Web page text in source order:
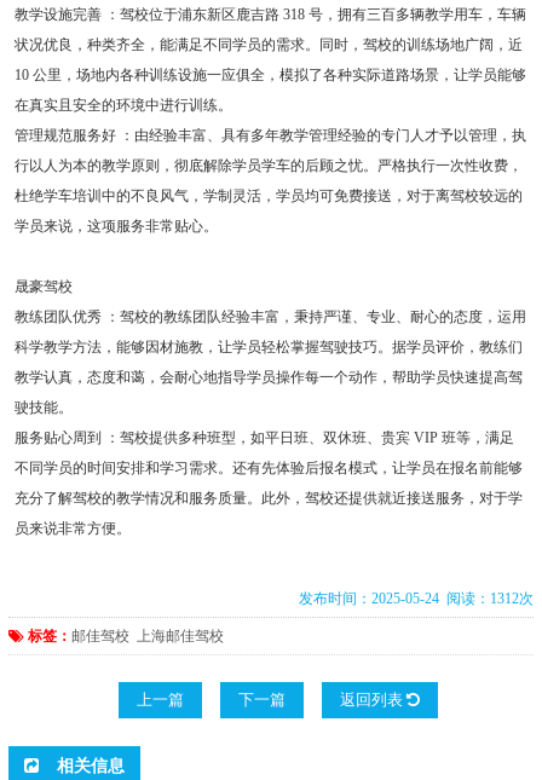
教学设施完善 ：驾校位于浦东新区鹿吉路 318 号，拥有三百多辆教学用车，车辆
状况优良，种类齐全，能满足不同学员的需求。同时，驾校的训练场地广阔，近
10 公里，场地内各种训练设施一应俱全，模拟了各种实际道路场景，让学员能够
在真实且安全的环境中进行训练。
管理规范服务好 ：由经验丰富、具有多年教学管理经验的专门人才予以管理，执
行以人为本的教学原则，彻底解除学员学车的后顾之忧。严格执行一次性收费，
杜绝学车培训中的不良风气，学制灵活，学员均可免费接送，对于离驾校较远的
学员来说，这项服务非常贴心。
晟豪驾校
教练团队优秀 ：驾校的教练团队经验丰富，秉持严谨、专业、耐心的态度，运用
科学教学方法，能够因材施教，让学员轻松掌握驾驶技巧。据学员评价，教练们
教学认真，态度和蔼，会耐心地指导学员操作每一个动作，帮助学员快速提高驾
驶技能。
服务贴心周到 ：驾校提供多种班型，如平日班、双休班、贵宾 VIP 班等，满足
不同学员的时间安排和学习需求。还有先体验后报名模式，让学员在报名前能够
充分了解驾校的教学情况和服务质量。此外，驾校还提供就近接送服务，对于学
员来说非常方便。
发布时间：2025-05-24 阅读：1312次
标签： 邮佳驾校 上海邮佳驾校
上一篇 下一篇 返回列表
相关信息